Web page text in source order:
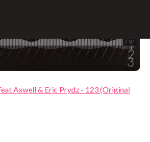
Axwell & Eric Prydz - 123 (Original